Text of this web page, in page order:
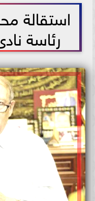
استقالة
رئاسة